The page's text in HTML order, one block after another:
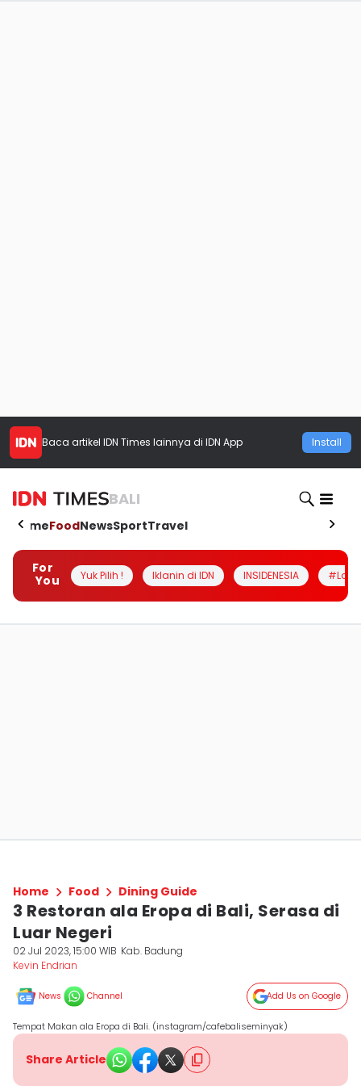
Baca artikel IDN Times lainnya di IDN App Install
BALI
HomeFoodNewsSportTravel
For
You
Yuk Pilih ! Iklanin di IDN INSIDENESIA
Home Food Dining Guide
3 Restoran ala Eropa di Bali, Serasa di
Luar Negeri
02 Jul 2023, 15:00 WIB Kab. Badung
Kevin Endrian
News Channel Add Us on Google
Tempat Makan ala Eropa di Bali. (instagram/cafebaliseminyak)
Share Article